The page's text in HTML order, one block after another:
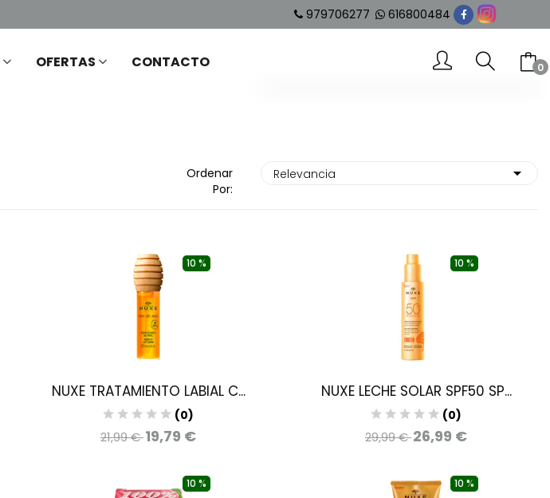
979706277 616800484
OFERTAS CONTACTO 0
Ordenar
Por:
10 %
NUXE TRATAMIENTO LABIAL C...
(0)
21,99 €19,79 €
10 %
NUXE LECHE SOLAR SPF50 SP...
(0)
29,99 €26,99 €
10 % 10 %